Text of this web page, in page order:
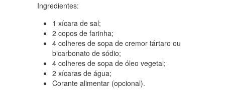
Ingredientes:
1 xícara de sal;
2 copos de farinha;
4 colheres de sopa de cremor tártaro ou
bicarbonato de sódio;
4 colheres de sopa de óleo vegetal;
2 xícaras de água;
Corante alimentar (opcional).